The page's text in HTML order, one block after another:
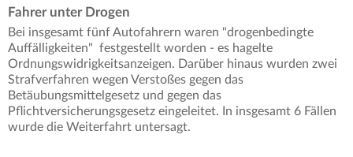
Fahrer unter Drogen
Bei insgesamt fünf Autofahrern waren "drogenbedingte
Auffälligkeiten" festgestellt worden - es hagelte
Ordnungswidrigkeitsanzeigen. Darüber hinaus wurden zwei
Strafverfahren wegen Verstoßes gegen das
Betäubungsmittelgesetz und gegen das
Pflichtversicherungsgesetz eingeleitet. In insgesamt 6 Fällen
wurde die Weiterfahrt untersagt.